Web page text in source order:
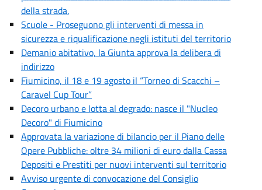
della strada.
Scuole - Proseguono gli interventi di messa in
sicurezza e riqualificazione negli istituti del territorio
Demanio abitativo, la Giunta approva la delibera di
indirizzo
Fiumicino, il 18 e 19 agosto il “Torneo di Scacchi –
Caravel Cup Tour”
Decoro urbano e lotta al degrado: nasce il "Nucleo
Decoro" di Fiumicino
Approvata la variazione di bilancio per il Piano delle
Opere Pubbliche: oltre 34 milioni di euro dalla Cassa
Depositi e Prestiti per nuovi interventi sul territorio
Avviso urgente di convocazione del Consiglio